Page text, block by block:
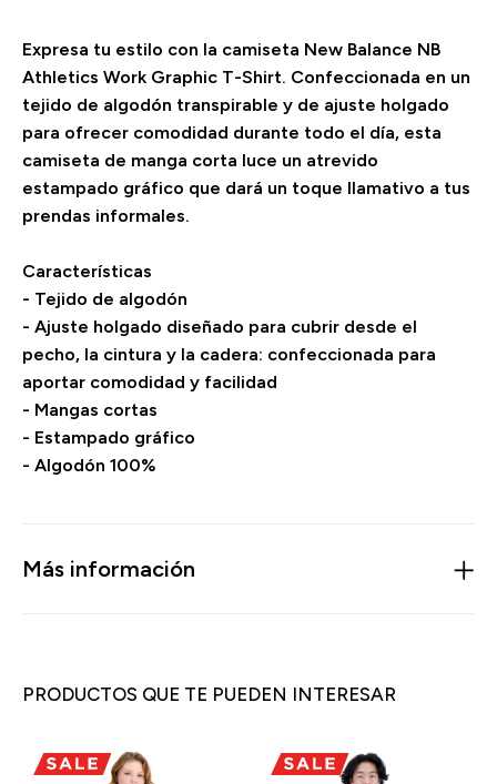
Expresa tu estilo con la camiseta New Balance NB
Athletics Work Graphic T-Shirt. Confeccionada en un
tejido de algodón transpirable y de ajuste holgado
para ofrecer comodidad durante todo el día, esta
camiseta de manga corta luce un atrevido
estampado gráfico que dará un toque llamativo a tus
prendas informales.
Características
- Tejido de algodón
- Ajuste holgado diseñado para cubrir desde el
pecho, la cintura y la cadera: confeccionada para
aportar comodidad y facilidad
- Mangas cortas
- Estampado gráfico
- Algodón 100%
Más información
PRODUCTOS QUE TE PUEDEN INTERESAR